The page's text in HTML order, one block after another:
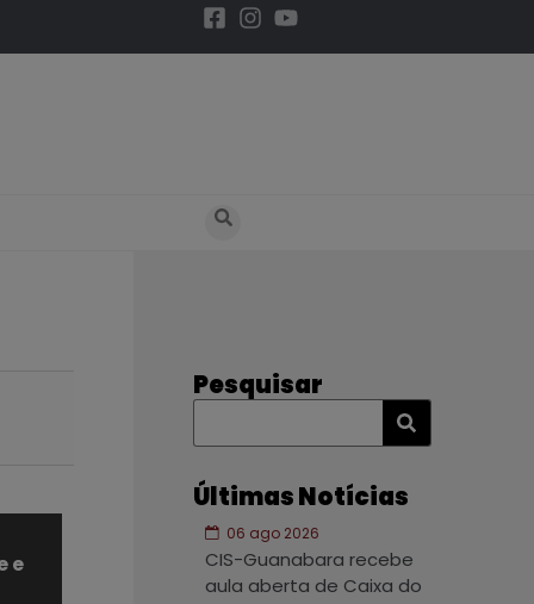
e
Pesquisar
Últimas Notícias
06 ago 2026
CIS-Guanabara recebe
aula aberta de Caixa do